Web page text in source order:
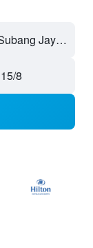
Sunway Pyramid Shopping Mall - Subang Jaya, Malaysia
8